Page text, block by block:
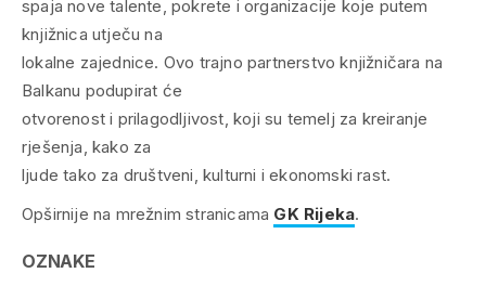
spaja nove talente, pokrete i organizacije koje putem
knjižnica utječu na
lokalne zajednice. Ovo trajno partnerstvo knjižničara na
Balkanu podupirat će
otvorenost i prilagodljivost, koji su temelj za kreiranje
rješenja, kako za
ljude tako za društveni, kulturni i ekonomski rast.
Opširnije na mrežnim stranicama GK Rijeka.
OZNAKE